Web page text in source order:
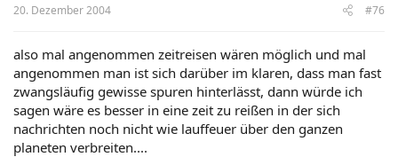
20. Dezember 2004 #76
also mal angenommen zeitreisen wären möglich und mal
angenommen man ist sich darüber im klaren, dass man fast
zwangsläufig gewisse spuren hinterlässt, dann würde ich
sagen wäre es besser in eine zeit zu reißen in der sich
nachrichten noch nicht wie lauffeuer über den ganzen
planeten verbreiten....